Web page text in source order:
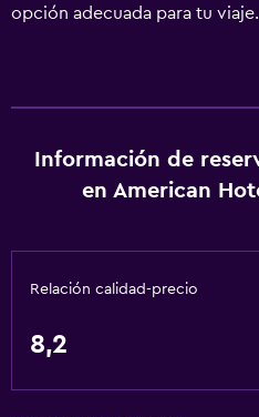
opción adecuada para tu viaje.
Información de
en American
Relación calidad-precio
8,2